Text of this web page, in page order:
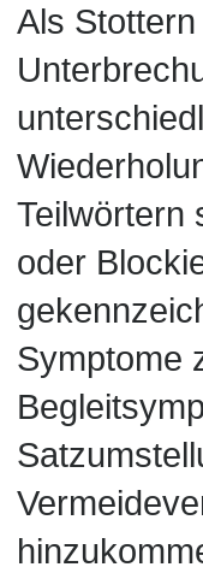
Als
Teilwörtern
oder
Symptome